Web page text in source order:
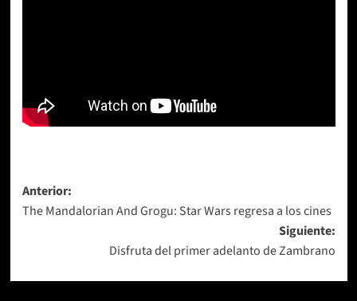
Navegación
de
entradas
Anterior:
The Mandalorian And Grogu: Star Wars regresa a los cines
Siguiente:
Disfruta del primer adelanto de Zambrano